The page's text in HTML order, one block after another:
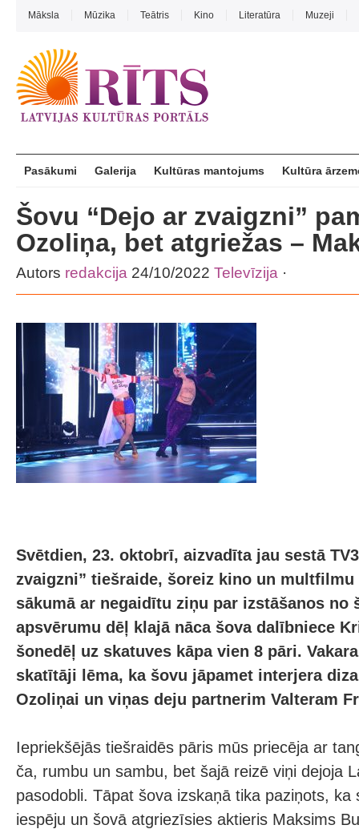
Māksla Mūzika Teātris Kino Literatūra Muzeji
Pasākumi Galerija Kultūras mantojums Kultūra
Šovu “Dejo ar zvaigzni”
Ozoliņa, bet atgriežas –
Autors redakcija 24/10/2022 Televīzija ·
Svētdien, 23. oktobrī, aizvadīta jau sestā
zvaigzni” tiešraide, šoreiz kino un multfilmu
sākumā ar negaidītu ziņu par izstāšanos no
apsvērumu dēļ klajā nāca šova dalībniece
šonedēļ uz skatuves kāpa vien 8 pāri.
skatītāji lēma, ka šovu jāpamet interjera
Ozoliņai un viņas deju partnerim Valteram
Iepriekšējās tiešraidēs pāris mūs priecēja ar
ča, rumbu un sambu, bet šajā reizē viņi dejoja
pasodobli. Tāpat šova izskaņā tika paziņots,
iespēju un šovā atgriezīsies aktieris Maksims